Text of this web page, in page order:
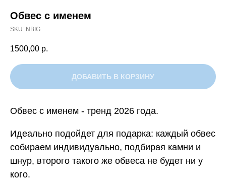
Обвес с именем
SKU: NBIG
1500,00 р.
ДОБАВИТЬ В КОРЗИНУ
Обвес с именем - тренд 2026 года.
Идеально подойдет для подарка: каждый обвес
собираем индивидуально, подбирая камни и
шнур, второго такого же обвеса не будет ни у
кого.